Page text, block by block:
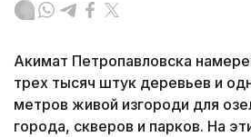
Акимат Петропавловска
трех тысяч штук деревьев и
метров живой изгороди для
города, скверов и парков. На